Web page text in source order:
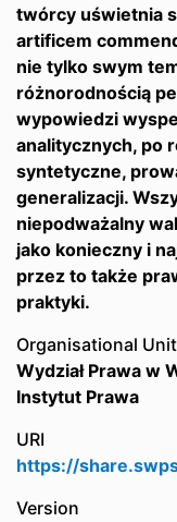
twórcy uświetnia
artificem
nie tylko swym
różnorodnością
wypowiedzi
analitycznych, po
syntetyczne,
generalizacji.
niepodważalny
jako konieczny i
przez to także
praktyki.
Organisational Unit
Wydział Prawa w
Instytut Prawa
URI
https://
Version